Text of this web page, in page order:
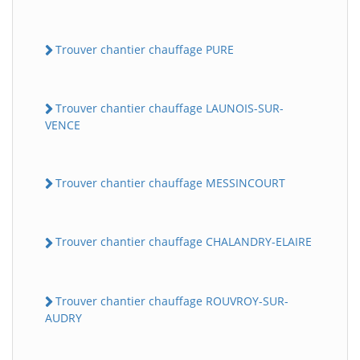
Trouver chantier chauffage PURE
Trouver chantier chauffage LAUNOIS-SUR-
VENCE
Trouver chantier chauffage MESSINCOURT
Trouver chantier chauffage CHALANDRY-ELAIRE
Trouver chantier chauffage ROUVROY-SUR-
AUDRY